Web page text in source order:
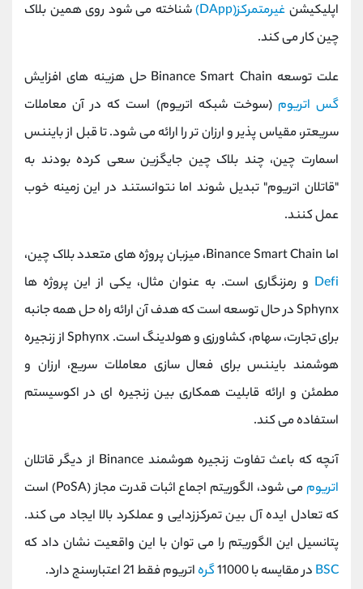
اپلیکیشن غیرمتمرکز(DApp)
شناخته می شود روی همین بلاک
چین کار می کند.
علت توسعه Binance Smart Chain حل هزینه های افزایش
گس اتریوم (سوخت شبکه اتریوم) است که در آن معاملات
سریعتر، مقیاس پذیر و ارزان تر را ارائه می شود. تا قبل از بایننس
اسمارت چین، چند بلاک چین جایگزین سعی کرده بودند به
"قاتلان اتریوم" تبدیل شوند اما نتوانستند در این زمینه خوب
عمل کنند.
اما Binance Smart Chain، میزبان پروژه های متعدد بلاک چین،
Defi و رمزنگاری است. به عنوان مثال، یکی از این پروژه ها
Sphynx در حال توسعه است که هدف آن ارائه راه حل همه جانبه
برای تجارت، سهام، کشاورزی و هولدینگ است. Sphynx از زنجیره
هوشمند بایننس برای فعال سازی معاملات سریع، ارزان و
مطمئن و ارائه قابلیت همکاری بین زنجیره ای در اکوسیستم
استفاده می کند.
آنچه که باعث تفاوت زنجیره هوشمند Binance از دیگر قاتلان
اتریوم
می شود، الگوریتم اجماع اثبات قدرت مجاز (PoSA) است
که تعادل ایده آل بین تمرکززدایی و عملکرد بالا ایجاد می کند.
پتانسیل این الگوریتم را می توان با این واقعیت نشان داد که
BSC در مقایسه با 11000 گرهاتریوم فقط 21 اعتبارسنج دارد.